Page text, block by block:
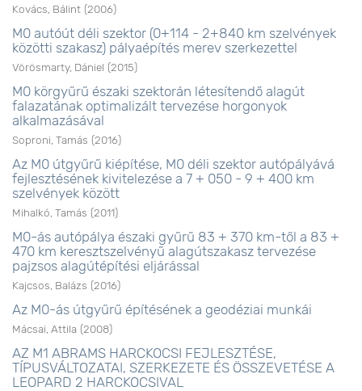
Kovács, Bálint (2006)
M0 autóút déli szektor (0+114 - 2+840 km szelvények
közötti szakasz) pályaépítés merev szerkezettel
Vörösmarty, Dániel (2015)
M0 körgyűrű északi szektorán létesítendő alagút
falazatának optimalizált tervezése horgonyok
alkalmazásával
Soproni, Tamás (2016)
Az M0 útgyűrű kiépítése, M0 déli szektor autópályává
fejlesztésének kivitelezése a 7 + 050 - 9 + 400 km
szelvények között
Mihalkó, Tamás (2011)
M0-ás autópálya északi gyűrű 83 + 370 km-től a 83 +
470 km keresztszelvényű alagútszakasz tervezése
pajzsos alagútépítési eljárással
Kajcsos, Balázs (2016)
Az M0-ás útgyűrű építésének a geodéziai munkái
Mácsai, Attila (2008)
AZ M1 ABRAMS HARCKOCSI FEJLESZTÉSE,
TÍPUSVÁLTOZATAI, SZERKEZETE ÉS ÖSSZEVETÉSE A
LEOPARD 2 HARCKOCSIVAL